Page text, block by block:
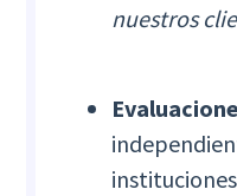
nuestros